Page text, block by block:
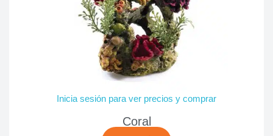
Inicia sesión para ver precios y comprar
Coral